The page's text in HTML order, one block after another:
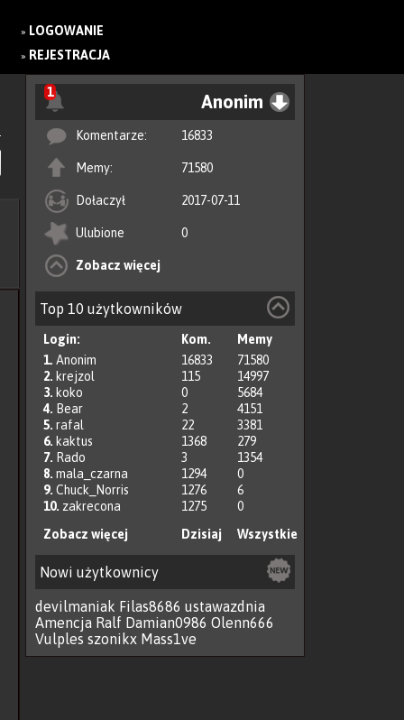
» LOGOWANIE
» REJESTRACJA
1 Anonim
Komentarze: 16833
Memy: 71580
Dołaczył 2017-07-11
Ulubione 0
Zobacz więcej
Top 10 użytkowników
Login: Kom.
Memy
1. Anonim 16833
71580
2. krejzol 115
14997
3. koko 0
5684
4. Bear 2
4151
5. rafal 22
3381
6. kaktus 1368
279
7. Rado 3
1354
8. mala_czarna 1294
0
9. Chuck_Norris 1276
6
10. zakrecona 1275
0
Zobacz więcej
Dzisiaj Wszystkie
Nowi użytkownicy
devilmaniak Filas8686 ustawazdnia
Amencja Ralf Damian0986 Olenn666
Vulples szonikx Mass1ve